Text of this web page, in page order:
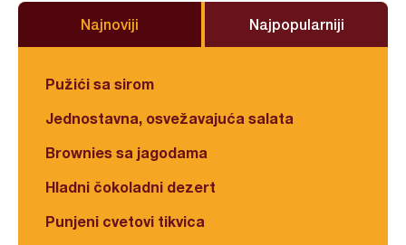
Najnoviji Najpopularniji
Pužići sa sirom
Jednostavna, osvežavajuća salata
Brownies sa jagodama
Hladni čokoladni dezert
Punjeni cvetovi tikvica